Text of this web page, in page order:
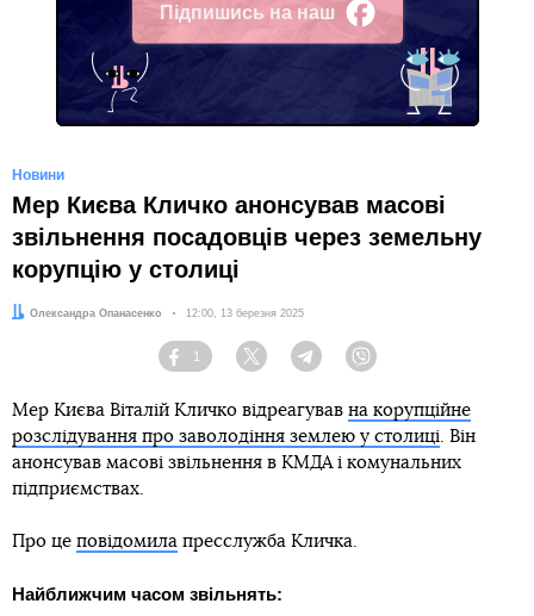
Підпишись на наш
Facebook
Новини
Мер Києва Кличко анонсував масові
звільнення посадовців через земельну
корупцію у столиці
Автор:
Олександра Опанасенко Дата:
12:00, 13 березня 2025
Facebook
1
Twitter TelegramViber
Мер Києва Віталій Кличко відреагував на корупційне
розслідування про заволодіння землею у столиці. Він
анонсував масові звільнення в КМДА і комунальних
підприємствах.
Про це повідомила пресслужба Кличка.
Найближчим часом звільнять: